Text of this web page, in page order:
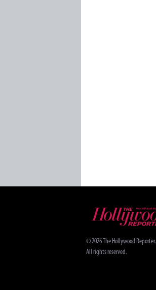
© 2026 The Hollywood Reporter.
All rights reserved.